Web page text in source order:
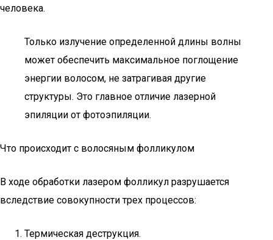
человека.
Только излучение определенной длины волны
может обеспечить максимальное поглощение
энергии волосом, не затрагивая другие
структуры. Это главное отличие лазерной
эпиляции от фотоэпиляции.
Что происходит с волосяным фолликулом
В ходе обработки лазером фолликул разрушается
вследствие совокупности трех процессов:
Термическая деструкция.